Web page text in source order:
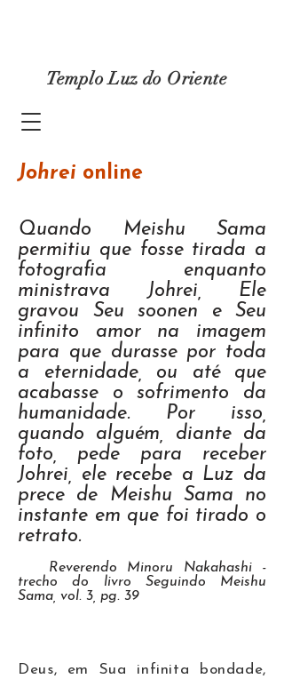
Templo Luz do Oriente
Johrei online
Quando Meishu Sama
permitiu que fosse tirada a
fotografia enquanto
ministrava Johrei, Ele
gravou Seu soonen e Seu
infinito amor na imagem
para que durasse por toda
a eternidade, ou até que
acabasse o sofrimento da
humanidade. Por isso,
quando alguém, diante da
foto, pede para receber
Johrei, ele recebe a Luz da
prece de Meishu Sama no
instante em que foi tirado o
retrato.
Reverendo Minoru Nakahashi -
trecho do livro Seguindo Meishu
Sama, vol. 3, pg. 39
Deus, em Sua infinita bondade,